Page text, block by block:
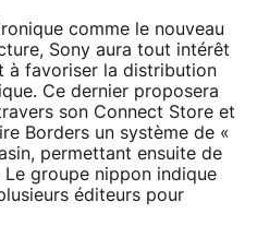
comme le nouveau
Sony aura tout intérêt
à favoriser la distribution
Ce dernier proposera
son Connect Store et
Borders un système de «
permettant ensuite de
groupe nippon indique
éditeurs pour